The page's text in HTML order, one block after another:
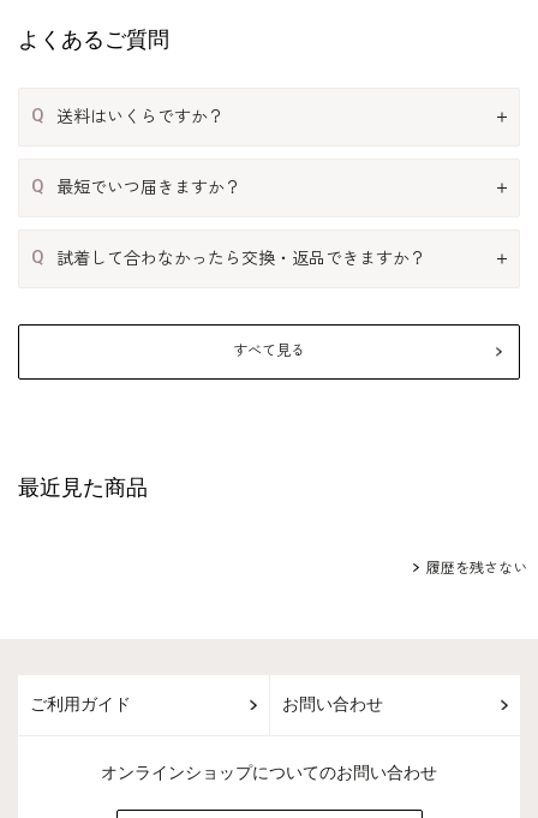
よくあるご質問
Q 送料はいくらですか？
Q 最短でいつ届きますか？
Q 試着して合わなかったら交換・返品できますか？
すべて見る
最近見た商品
履歴を残さない
ご利用ガイド お問い合わせ
オンラインショップについてのお問い合わせ